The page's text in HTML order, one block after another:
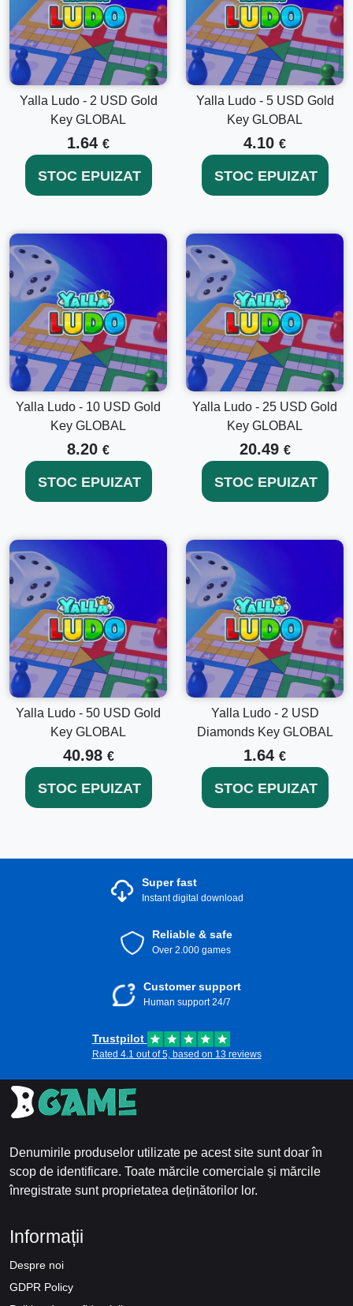
Yalla Ludo - 2 USD Gold
Key GLOBAL
1.64 €
STOC EPUIZAT
Yalla Ludo - 5 USD Gold
Key GLOBAL
4.10 €
STOC EPUIZAT
Yalla Ludo - 10 USD Gold
Key GLOBAL
8.20 €
STOC EPUIZAT
Yalla Ludo - 25 USD Gold
Key GLOBAL
20.49 €
STOC EPUIZAT
Yalla Ludo - 50 USD Gold
Key GLOBAL
40.98 €
STOC EPUIZAT
Yalla Ludo - 2 USD
Diamonds Key GLOBAL
1.64 €
STOC EPUIZAT
Super fast
Instant digital download
Reliable & safe
Over 2.000 games
Customer support
Human support 24/7
Trustpilot
Rated 4.1 out of 5, based on 13 reviews
Denumirile produselor utilizate pe acest site sunt doar în
scop de identificare. Toate mărcile comerciale și mărcile
înregistrate sunt proprietatea deținătorilor lor.
Informații
Despre noi
GDPR Policy